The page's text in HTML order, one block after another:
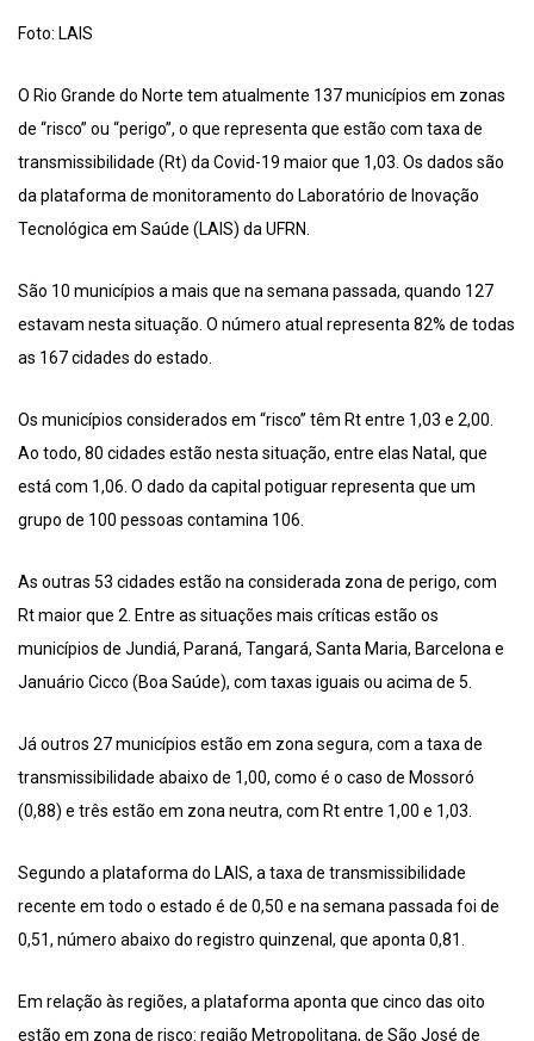
Foto: LAIS
O Rio Grande do Norte tem atualmente 137 municípios em zonas
de “risco” ou “perigo”, o que representa que estão com taxa de
transmissibilidade (Rt) da Covid-19 maior que 1,03. Os dados são
da plataforma de monitoramento do Laboratório de Inovação
Tecnológica em Saúde (LAIS) da UFRN.
São 10 municípios a mais que na semana passada, quando 127
estavam nesta situação. O número atual representa 82% de todas
as 167 cidades do estado.
Os municípios considerados em “risco” têm Rt entre 1,03 e 2,00.
Ao todo, 80 cidades estão nesta situação, entre elas Natal, que
está com 1,06. O dado da capital potiguar representa que um
grupo de 100 pessoas contamina 106.
As outras 53 cidades estão na considerada zona de perigo, com
Rt maior que 2. Entre as situações mais críticas estão os
municípios de Jundiá, Paraná, Tangará, Santa Maria, Barcelona e
Januário Cicco (Boa Saúde), com taxas iguais ou acima de 5.
Já outros 27 municípios estão em zona segura, com a taxa de
transmissibilidade abaixo de 1,00, como é o caso de Mossoró
(0,88) e três estão em zona neutra, com Rt entre 1,00 e 1,03.
Segundo a plataforma do LAIS, a taxa de transmissibilidade
recente em todo o estado é de 0,50 e na semana passada foi de
0,51, número abaixo do registro quinzenal, que aponta 0,81.
Em relação às regiões, a plataforma aponta que cinco das oito
estão em zona de risco: região Metropolitana, de São José de